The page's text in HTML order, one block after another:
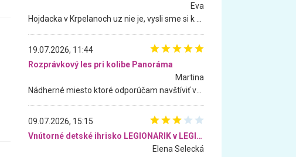
Eva
19.07.2026, 11:44
Rozprávkový les pri kolibe Panoráma
Martina
09.07.2026, 15:15
Vnútorné detské ihrisko LEGIONARIK v LEGIA Fitness
Elena Selecká